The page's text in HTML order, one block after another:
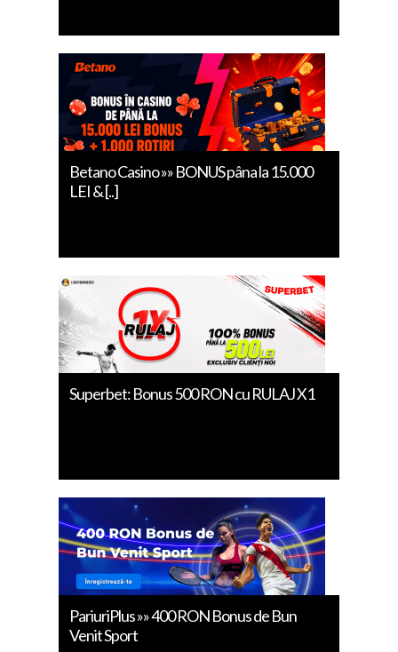
Betano Casino »» BONUS pâna la 15.000
LEI & [..]
Superbet: Bonus 500 RON cu RULAJ X1
PariuriPlus »» 400 RON Bonus de Bun
Venit Sport